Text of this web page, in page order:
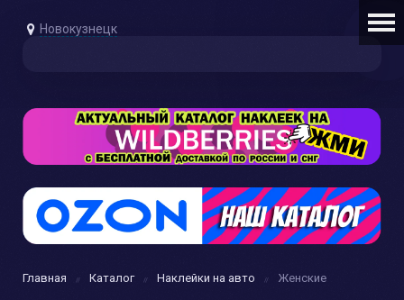
Новокузнецк
Главная Каталог Наклейки на авто Женские